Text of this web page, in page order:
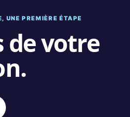
UNE PREMIÈRE ÉTAPE
de votre